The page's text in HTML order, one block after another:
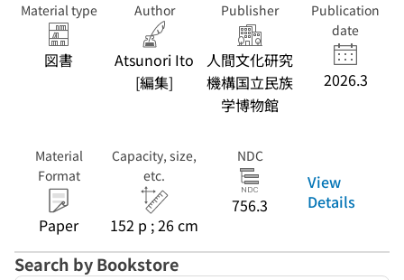
ースコミュニティ
と博物館資料との
「再会」 ; 15)
Material type
図書
Author
Atsunori Ito
[編集]
Publisher
人間文化研究
機構国立民族
学博物館
Publication
date
2026.3
Material
Format
Paper
Capacity, size,
etc.
152 p ; 26 cm
NDC
756.3
View
Details
Search by Bookstore